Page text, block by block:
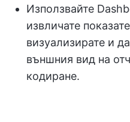
Използвайте
извличате
визуализирате и
външния вид на
кодиране.